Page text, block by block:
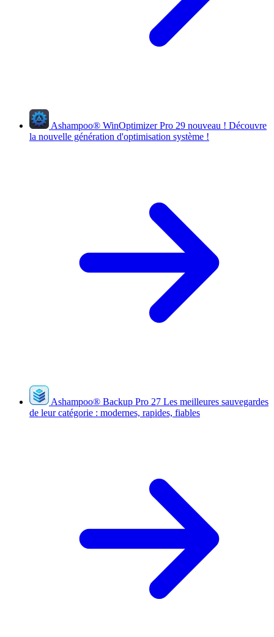
Ashampoo® WinOptimizer Pro 29 nouveau ! Découvre
la nouvelle génération d'optimisation système !
Ashampoo® Backup Pro 27 Les meilleures sauvegardes
de leur catégorie : modernes, rapides, fiables